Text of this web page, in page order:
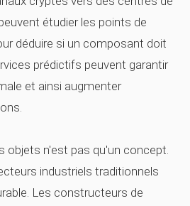
étudier les points de
déduire si un composant doit
prédictifs peuvent garantir
et ainsi augmenter
objets n'est pas qu'un concept.
industriels traditionnels
Les constructeurs de